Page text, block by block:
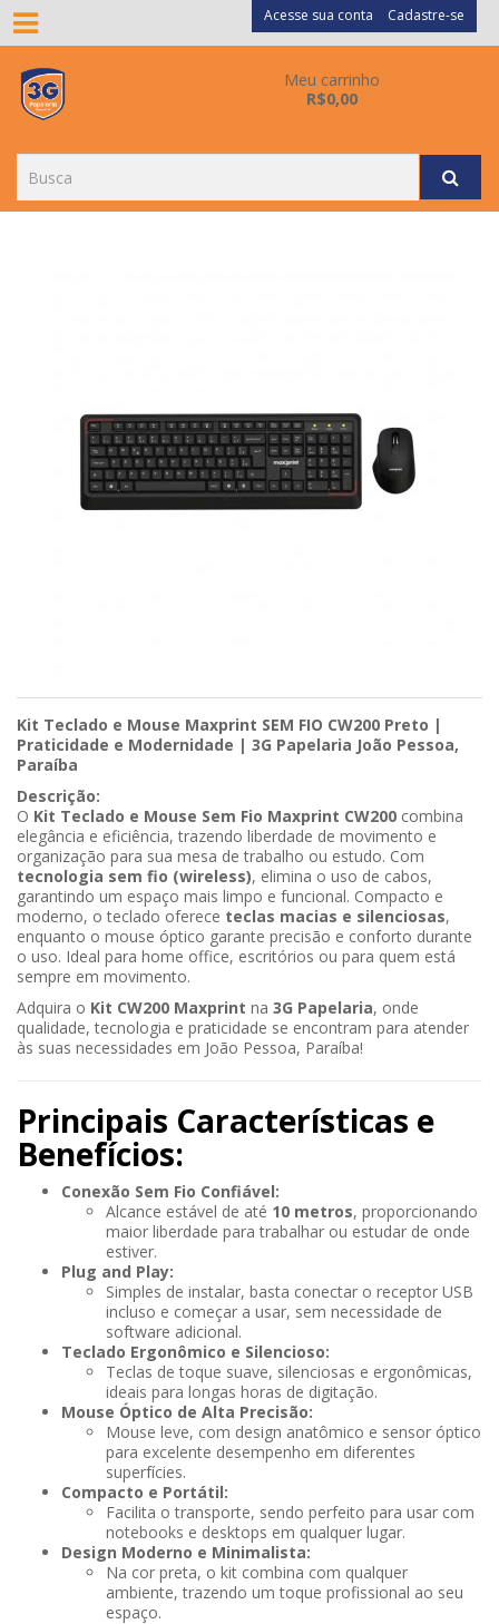
Acesse sua conta Cadastre-se
Meu carrinho
R$0,00
Kit Teclado e Mouse Maxprint SEM FIO CW200 Preto |
Praticidade e Modernidade | 3G Papelaria João Pessoa,
Paraíba
Descrição:
O Kit Teclado e Mouse Sem Fio Maxprint CW200 combina
elegância e eficiência, trazendo liberdade de movimento e
organização para sua mesa de trabalho ou estudo. Com
tecnologia sem fio (wireless), elimina o uso de cabos,
garantindo um espaço mais limpo e funcional. Compacto e
moderno, o teclado oferece teclas macias e silenciosas,
enquanto o mouse óptico garante precisão e conforto durante
o uso. Ideal para home office, escritórios ou para quem está
sempre em movimento.
Adquira o Kit CW200 Maxprint na 3G Papelaria, onde
qualidade, tecnologia e praticidade se encontram para atender
às suas necessidades em João Pessoa, Paraíba!
Principais Características e
Benefícios:
Conexão Sem Fio Confiável:
Alcance estável de até 10 metros, proporcionando
maior liberdade para trabalhar ou estudar de onde
estiver.
Plug and Play:
Simples de instalar, basta conectar o receptor USB
incluso e começar a usar, sem necessidade de
software adicional.
Teclado Ergonômico e Silencioso:
Teclas de toque suave, silenciosas e ergonômicas,
ideais para longas horas de digitação.
Mouse Óptico de Alta Precisão:
Mouse leve, com design anatômico e sensor óptico
para excelente desempenho em diferentes
superfícies.
Compacto e Portátil:
Facilita o transporte, sendo perfeito para usar com
notebooks e desktops em qualquer lugar.
Design Moderno e Minimalista:
Na cor preta, o kit combina com qualquer
ambiente, trazendo um toque profissional ao seu
espaço.